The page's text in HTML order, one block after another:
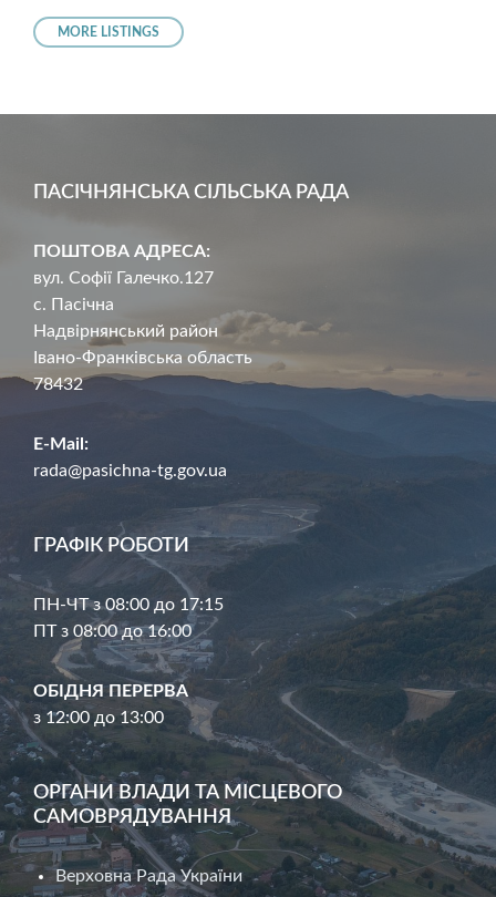
MORE LISTINGS
ПАСІЧНЯНСЬКА СІЛЬСЬКА РАДА
ПОШТОВА АДРЕСА:
вул. Софії Галечко.127
с. Пасічна
Надвірнянський район
Івано-Франківська область
78432
E-Mail:
rada@pasichna-tg.gov.ua
ГРАФІК РОБОТИ
ПН-ЧТ з 08:00 до 17:15
ПТ з 08:00 до 16:00
ОБІДНЯ ПЕРЕРВА
з 12:00 до 13:00
ОРГАНИ ВЛАДИ ТА МІСЦЕВОГО
САМОВРЯДУВАННЯ
Верховна Рада України